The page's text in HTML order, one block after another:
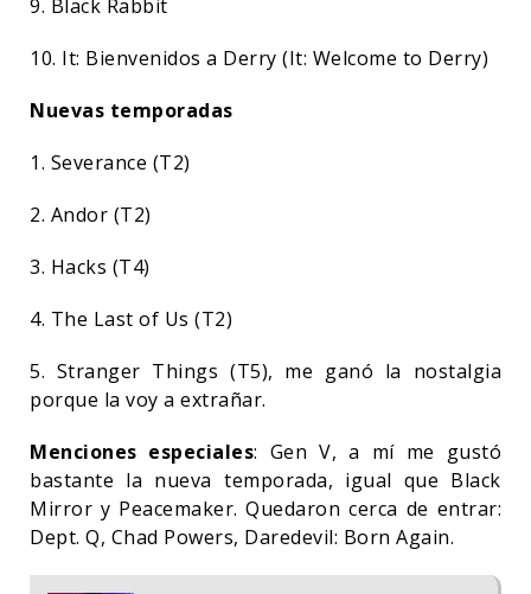
9. Black Rabbit
10. It: Bienvenidos a Derry (It: Welcome to Derry)
Nuevas temporadas
1. Severance (T2)
2. Andor (T2)
3. Hacks (T4)
4. The Last of Us (T2)
5. Stranger Things (T5), me ganó la nostalgia
porque la voy a extrañar.
Menciones especiales: Gen V, a mí me gustó
bastante la nueva temporada, igual que Black
Mirror y Peacemaker. Quedaron cerca de entrar:
Dept. Q, Chad Powers, Daredevil: Born Again.